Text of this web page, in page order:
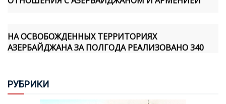
АЗЕРБАЙДЖАНА ЗА ПОЛГОДА РЕАЛИЗОВАНО 340
ПРОЕКТОВ
СЕНАТ США ПРОГОЛОСОВАЛ ЗА УЖЕСТОЧЕНИЕ
САНКЦИЙ ПРОТИВ РОССИИ И ИРАНА
РУБРИКИ